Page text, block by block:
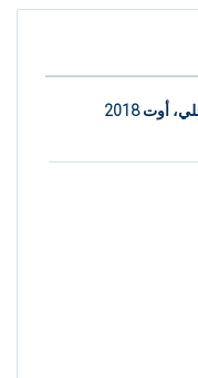
أوت 2018